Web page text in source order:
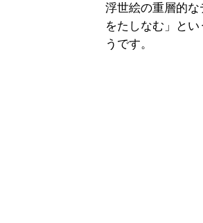
浮世絵の重層的
をたしなむ」と
うです。